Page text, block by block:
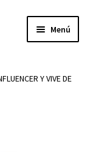
Menú
Y VIVE DE